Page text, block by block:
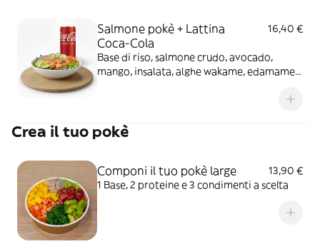
Salmone pokè + Lattina
Coca-Cola
16,40 €
Base di riso, salmone crudo, avocado,
mango, insalata, alghe wakame, edamame
Crea il tuo pokè
Componi il tuo pokè large
13,90 €
1 Base, 2 proteine e 3 condimenti a scelta